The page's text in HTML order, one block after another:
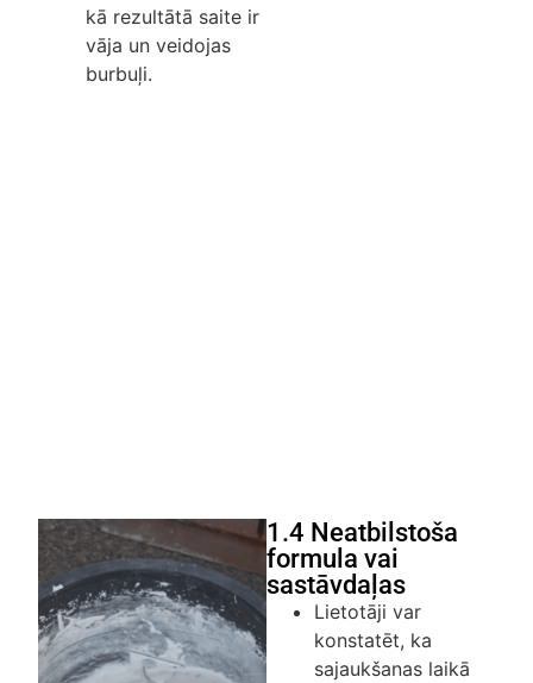
kā rezultātā saite ir
vāja un veidojas
burbuļi.
1.4 Neatbilstoša
formula vai
sastāvdaļas
Lietotāji var
konstatēt, ka
sajaukšanas laikā